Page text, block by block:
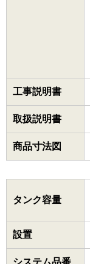
工事説明書
取扱説明書
商品寸法図
タンク容量
設置